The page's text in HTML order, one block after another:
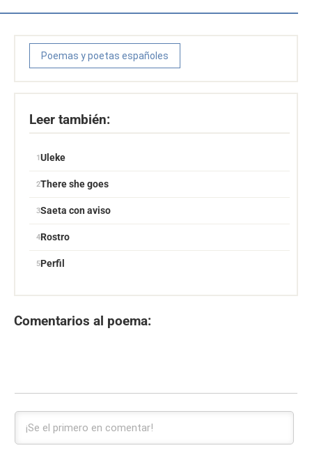
Poemas y poetas españoles
Leer también:
Uleke
There she goes
Saeta con aviso
Rostro
Perfil
Comentarios al poema: